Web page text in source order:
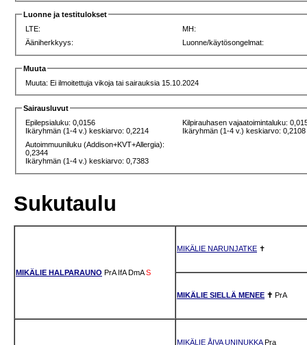
Luonne ja testitulokset
LTE:
MH:
Ääniherkkyys:
Luonne/käytösongelmat:
Muuta
Muuta: Ei ilmoitettuja vikoja tai sairauksia 15.10.2024
Sairausluvut
Epilepsialuku: 0,0156
Ikäryhmän (1-4 v.) keskiarvo: 0,2214
Kilpirauhasen vajaatoimintaluku:
Ikäryhmän (1-4 v.) keskiarvo: 0,2108
Autoimmuuniluku (Addison+KVT+Allergia):
0,2344
Ikäryhmän (1-4 v.) keskiarvo: 0,7383
Sukutaulu
MIKÄLIE HALPARAUNO PrA IfA DmA S
MIKÄLIE NARUNJATKE ✝
MIKÄLIE SIELLÄ MENEE ✝ PrA
MIKÄLIE ÅIVA UNINUKKA Pra